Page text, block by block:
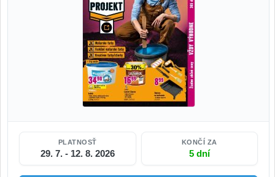
PLATNOSŤ
29. 7. - 12. 8. 2026
KONČÍ ZA
5 dní